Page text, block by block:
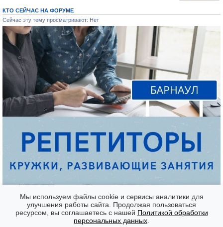
КТО СЕЙЧАС НА ФОРУМЕ
Сейчас эту тему просматривают: Нет
Часовой пояс: GMT + 7
Мы используем файлы cookie и сервисы аналитики для
улучшения работы сайта. Продолжая пользоваться
ресурсом, вы соглашаетесь с нашей Политикой обработки
персональных данных